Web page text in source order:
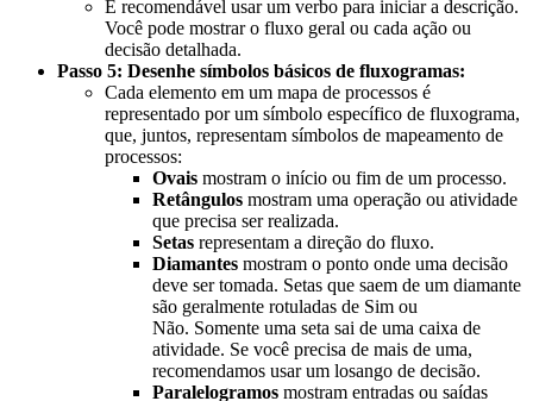
É recomendável usar um verbo para iniciar a descrição.
Você pode mostrar o fluxo geral ou cada ação ou
decisão detalhada.
Passo 5: Desenhe símbolos básicos de fluxogramas:
Cada elemento em um mapa de processos é
representado por um símbolo específico de fluxograma,
que, juntos, representam símbolos de mapeamento de
processos:
Ovais mostram o início ou fim de um processo.
Retângulos mostram uma operação ou atividade
que precisa ser realizada.
Setas representam a direção do fluxo.
Diamantes mostram o ponto onde uma decisão
deve ser tomada. Setas que saem de um diamante
são geralmente rotuladas de Sim ou
Não. Somente uma seta sai de uma caixa de
atividade. Se você precisa de mais de uma,
recomendamos usar um losango de decisão.
Paralelogramos mostram entradas ou saídas